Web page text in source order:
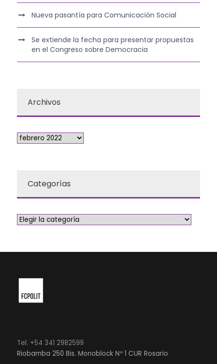
Nueva pasantía para Comunicación Social
Se extiende la fecha para presentar propuestas
en el Congreso sobre Democracia
Archivos
Categorías
Tel. +54 341 2982599
Riobamba 250 Bis. Monoblock Nº 1 CUR Rosario